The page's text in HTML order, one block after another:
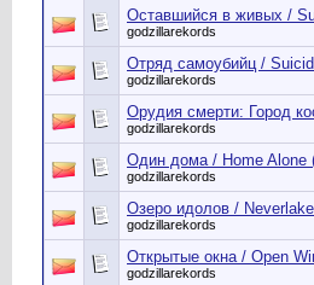
Оставшийся в живых /
godzillarekords
Отряд самоубийц /
godzillarekords
Орудия смерти: Город
godzillarekords
Один дома / Home Alone
godzillarekords
Озеро идолов /
godzillarekords
Открытые окна / Open
godzillarekords